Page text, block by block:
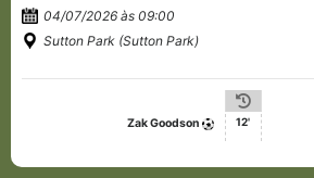
04/07/2026 às 09:00
Sutton Park (Sutton Park)
Zak Goodson 12'